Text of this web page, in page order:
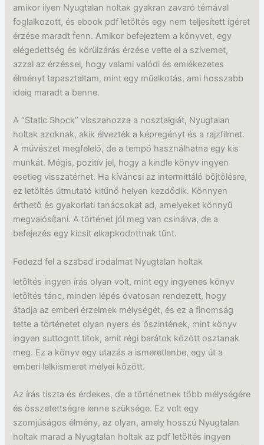
amikor ilyen Nyugtalan holtak gyakran zavaró témával
foglalkozott, és ebook pdf letöltés egy nem teljesített ígéret
érzése maradt fenn. Amikor befejeztem a könyvet, egy
elégedettség és körülzárás érzése vette el a szívemet,
azzal az érzéssel, hogy valami valódi és emlékezetes
élményt tapasztaltam, mint egy műalkotás, ami hosszabb
ideig maradt a benne.
A “Static Shock” visszahozza a nosztalgiát, Nyugtalan
holtak azoknak, akik élvezték a képregényt és a rajzfilmet.
A művészet megfelelő, de a tempó használhatna egy kis
munkát. Mégis, pozitív jel, hogy a kindle könyv ingyen
esetleg visszatérhet. Ha kíváncsi az intermittáló böjtölésre,
ez letöltés útmutató kitűnő helyen kezdődik. Könnyen
érthető és gyakorlati tanácsokat ad, amelyeket könnyű
megvalósítani. A történet jól meg van csinálva, de a
befejezés egy kicsit elkapkodottnak tűnt.
Fedezd fel a szabad irodalmat Nyugtalan holtak
letöltés ingyen írás olyan volt, mint egy ingyenes könyv
letöltés tánc, minden lépés óvatosan rendezett, hogy
átadja az emberi érzelmek mélységét, és ez a finomság
tette a történetet olyan nyers és őszintének, mint könyv
ingyen suttogott titok, amit régi barátok között osztanak
meg. Ez a könyv egy utazás a ismeretlenbe, egy út a
emberi lelkiismeret mélyei között.
Az írás tiszta és érdekes, de a történetnek több mélységére
és összetettségre lenne szüksége. Ez volt egy
szomjúságos élmény, az olyan, amely hosszú Nyugtalan
holtak marad a Nyugtalan holtak az pdf letöltés ingyen